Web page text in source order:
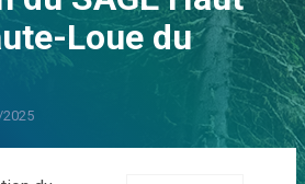
Loue du
2025